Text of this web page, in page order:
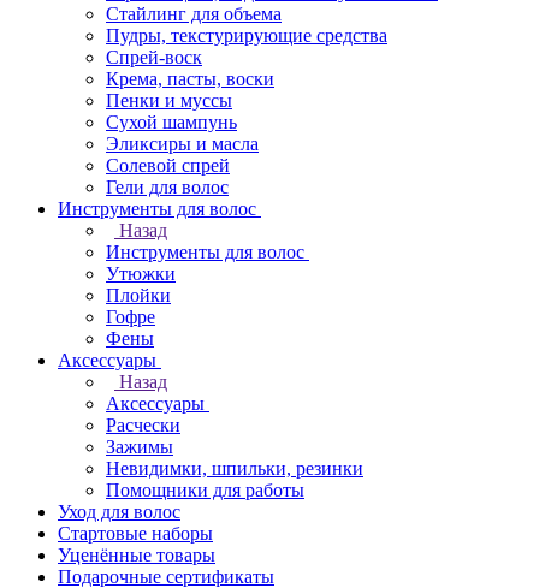
Стайлинг для объема
Пудры, текстурирующие средства
Спрей-воск
Крема, пасты, воски
Пенки и муссы
Сухой шампунь
Эликсиры и масла
Солевой спрей
Гели для волос
Инструменты для волос
Назад
Инструменты для волос
Утюжки
Плойки
Гофре
Фены
Аксессуары
Назад
Аксессуары
Расчески
Зажимы
Невидимки, шпильки, резинки
Помощники для работы
Уход для волос
Стартовые наборы
Уценённые товары
Подарочные сертификаты